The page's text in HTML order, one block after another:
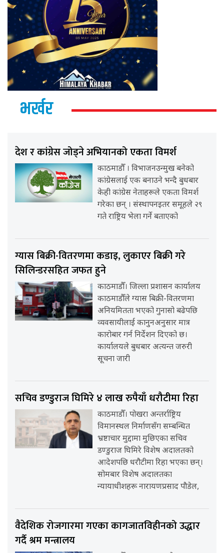
भर्खर
देश र कांग्रेस जोड्ने अभियानको एकता विमर्श
काठमाडौँ । विभाजनउन्मुख बनेको
कांग्रेसलाई एक बनाउने भन्दै बुधबार
केही कांग्रेस नेताहरूले एकता विमर्श
गरेका छन् । संस्थापनइतर समूहले २९
गते राष्ट्रिय भेला गर्ने बताएको
ग्यास बिक्री-वितरणमा कडाइ, लुकाएर बिक्री गरे
सिलिन्डरसहित जफत हुने
काठमाडौँ। जिल्ला प्रशासन कार्यालय
काठमाडौँले ग्यास बिक्री-वितरणमा
अनियमितता भएको गुनासो बढेपछि
व्यवसायीलाई कानुनअनुसार मात्र
कारोबार गर्न निर्देशन दिएको छ।
कार्यालयले बुधबार अत्यन्त जरुरी
सूचना जारी
सचिव डण्डुराज घिमिरे ४ लाख रुपैयाँ धरौटीमा रिहा
काठमाडौँ। पोखरा अन्तर्राष्ट्रिय
विमानस्थल निर्माणसँग सम्बन्धित
भ्रष्टाचार मुद्दामा मुछिएका सचिव
डण्डुराज घिमिरे विशेष अदालतको
आदेशपछि धरौटीमा रिहा भएका छन्।
सोमबार विशेष अदालतका
न्यायाधीशहरू नारायणप्रसाद पौडेल,
वैदेशिक रोजगारमा गएका कागजातविहीनको उद्धार
गर्दै श्रम मन्त्रालय